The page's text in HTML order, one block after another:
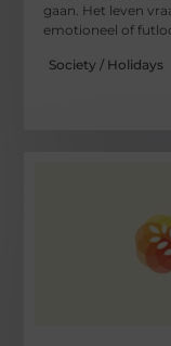
gaan. Het leven
emotioneel of
Society / Holidays